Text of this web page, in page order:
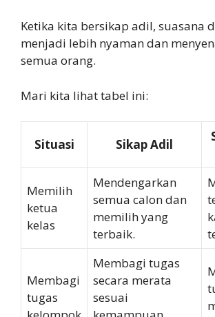
Ketika kita bersikap adil, suasana
menjadi lebih nyaman dan
semua orang.
Mari kita lihat tabel ini:
Situasi Sikap Adil
Memilih
ketua
kelas
Mendengarkan
semua calon dan
memilih yang
terbaik.
Membagi
tugas
Membagi tugas
secara merata
sesuai